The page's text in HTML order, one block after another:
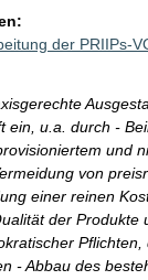
der PRIIPs-
ein, u.a. durch -
und
von
einer reinen
der Produkte
- Abbau des